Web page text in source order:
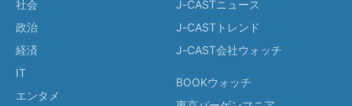
社会
政治
経済
IT
エンタメ
J-CASTニュース
J-CASTトレンド
J-CAST会社ウォッチ
BOOKウォッチ